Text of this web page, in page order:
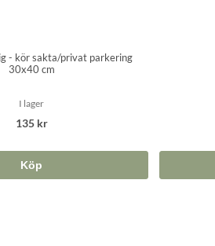
- kör sakta/privat parkering
30x40 cm
I lager
135 kr
Köp